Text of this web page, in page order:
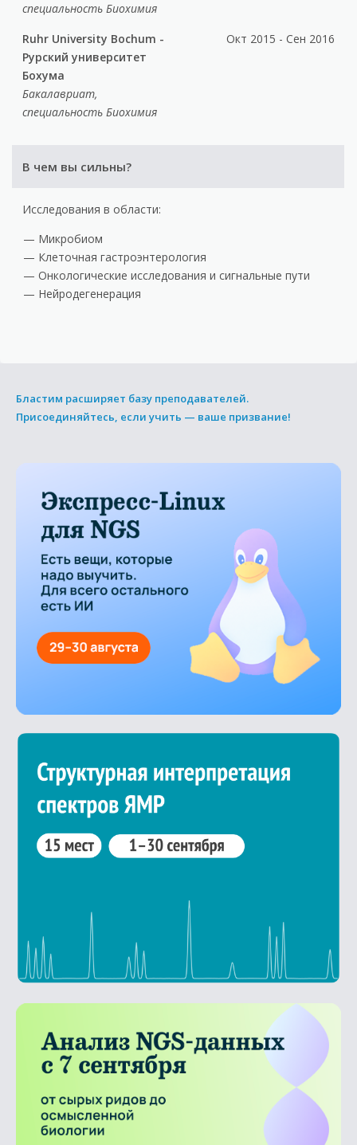
специальность Биохимия
Ruhr University Bochum -
Рурский университет
Бохума
Бакалавриат,
специальность Биохимия
Окт 2015 - Сен 2016
В чем вы сильны?
Исследования в области:
Микробиом
Клеточная гастроэнтерология
Онкологические исследования и сигнальные пути
Нейродегенерация
Бластим расширяет базу преподавателей.
Присоединяйтесь, если учить — ваше призвание!